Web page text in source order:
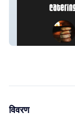
Bagels On Fire
विवरण